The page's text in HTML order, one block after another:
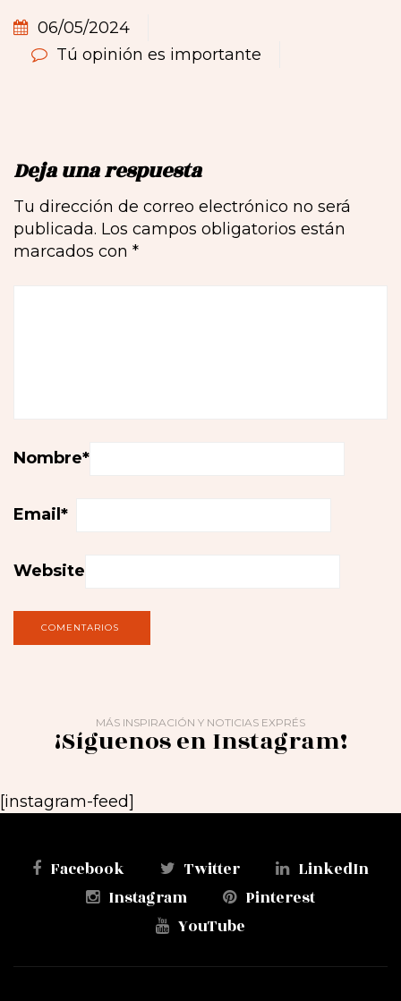
06/05/2024
Tú opinión es importante
Deja una respuesta
Tu dirección de correo electrónico no será
publicada. Los campos obligatorios están
marcados con *
Nombre*
Email *
Website
MÁS INSPIRACIÓN Y NOTICIAS EXPRÉS
¡Síguenos en Instagram!
[instagram-feed]
Facebook Twitter
LinkedIn
Instagram
Pinterest
YouTube